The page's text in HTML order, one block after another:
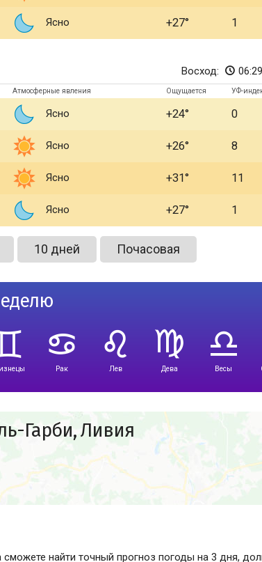
Ясно +27 1
Восход: 06:29
Атмосферные явления Ощущается УФ-
Ясно +24 0
Ясно +26 8
Ясно +31 11
Ясно +27 1
10 дней Почасовая
Рак Лев Дева Весы
Гарби, Ливия
найти точный прогноз погоды на 3 дня,